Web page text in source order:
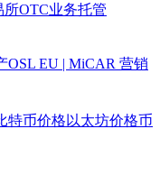
所OTC业务托管
OSL EU | MiCAR 营销
特币价格 以太坊价格币